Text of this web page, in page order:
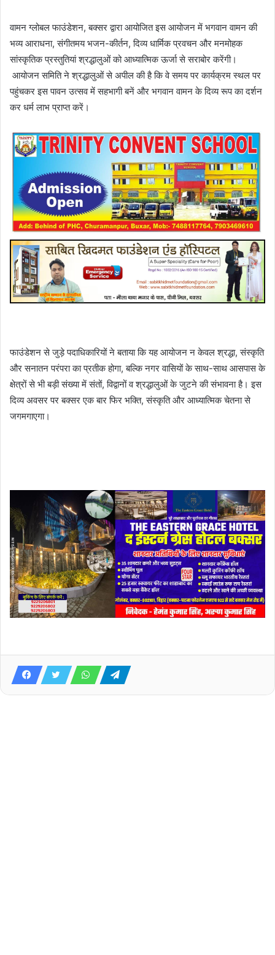
वामन ग्लोबल फाउंडेशन, बक्सर द्वारा आयोजित इस आयोजन में भगवान वामन की
भव्य आराधना, संगीतमय भजन-कीर्तन, दिव्य धार्मिक प्रवचन और मनमोहक
सांस्कृतिक प्रस्तुतियां श्रद्धालुओं को आध्यात्मिक ऊर्जा से सराबोर करेंगी।
आयोजन समिति ने श्रद्धालुओं से अपील की है कि वे समय पर कार्यक्रम स्थल पर
पहुंचकर इस पावन उत्सव में सहभागी बनें और भगवान वामन के दिव्य रूप का दर्शन
कर धर्म लाभ प्राप्त करें।
फाउंडेशन से जुड़े पदाधिकारियों ने बताया कि यह आयोजन न केवल श्रद्धा, संस्कृति
और सनातन परंपरा का प्रतीक होगा, बल्कि नगर वासियों के साथ-साथ आसपास के
क्षेत्रों से भी बड़ी संख्या में संतों, विद्वानों व श्रद्धालुओं के जुटने की संभावना है। इस
दिव्य अवसर पर बक्सर एक बार फिर भक्ति, संस्कृति और आध्यात्मिक चेतना से
जगमगाएगा।